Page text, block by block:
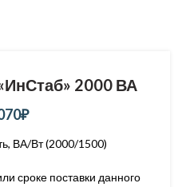
2000 ВА
₽
ВА/Вт (2000/1500)
сроке поставки данного